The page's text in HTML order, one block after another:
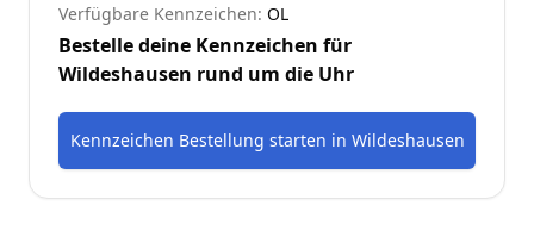
Verfügbare Kennzeichen: OL
Bestelle deine Kennzeichen für
Wildeshausen rund um die Uhr
Kennzeichen Bestellung starten in Wildeshausen